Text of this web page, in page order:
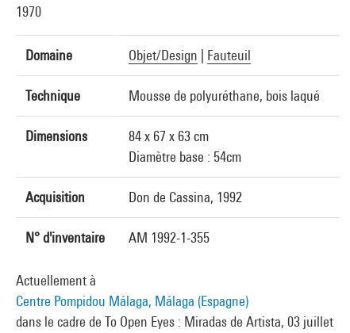
1970
Domaine Objet/Design Fauteuil
Technique Mousse de polyuréthane, bois laqué
Dimensions
84 x 67 x 63 cm
Diamètre base : 54cm
Acquisition Don de Cassina, 1992
N° d'inventaire AM 1992-1-355
Actuellement à
Centre Pompidou Málaga, Málaga (Espagne)
dans le cadre de To Open Eyes : Miradas de Artista, 03 juillet